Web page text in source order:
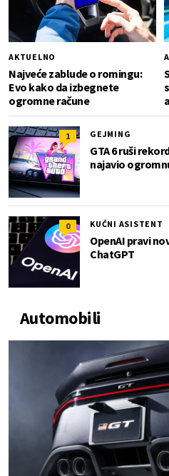
AKTUELNO
Najveće zablude o romingu:
Evo kako da izbegnete
ogromne račune
1 GEJMING
GTA 6 ruši
najavio
0 KUĆNI ASISTENT
OpenAI pravi
ChatGPT
Automobili